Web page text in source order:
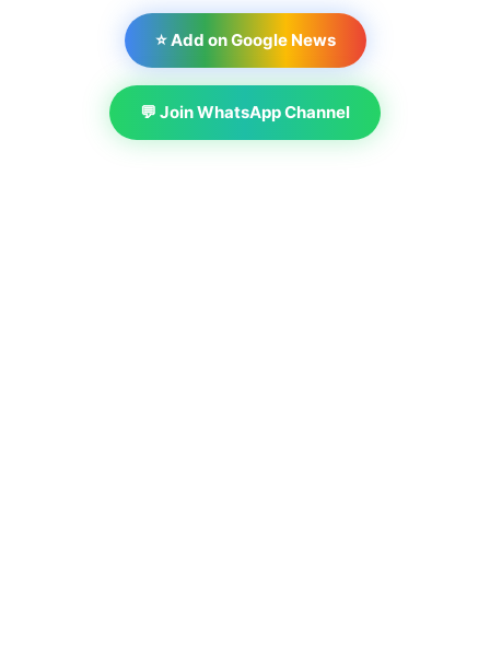
⭐ Add on Google News
💬 Join WhatsApp Channel